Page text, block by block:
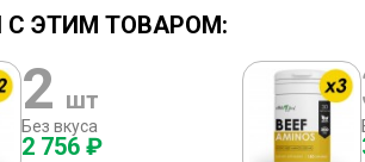
С ЭТИМ ТОВАРОМ:
2 шт
Без вкуса
2 756 ₽